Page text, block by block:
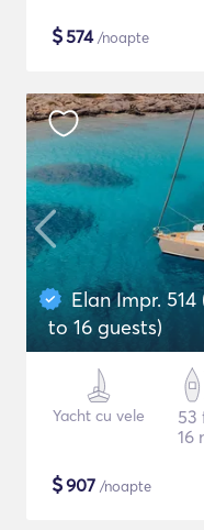
$574/noapte
Elan Impr.
to 16 guests)
Yacht cu vele
53
16
$907 /noapte